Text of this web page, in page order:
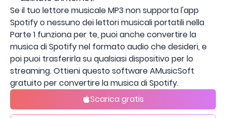
Se il tuo lettore musicale MP3 non supporta l'app
Spotify o nessuno dei lettori musicali portatili nella
Parte 1 funziona per te, puoi anche convertire la
musica di Spotify nel formato audio che desideri, e
poi puoi trasferirla su qualsiasi dispositivo per lo
streaming. Ottieni questo software AMusicSoft
gratuito per convertire la musica di Spotify.
Scarica gratis